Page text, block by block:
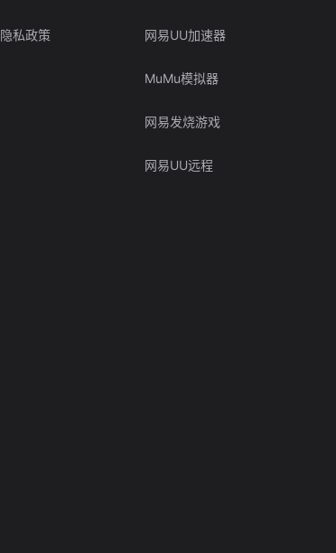
隐私政策 网易UU加速器
MuMu模拟器
网易发烧游戏
网易UU远程